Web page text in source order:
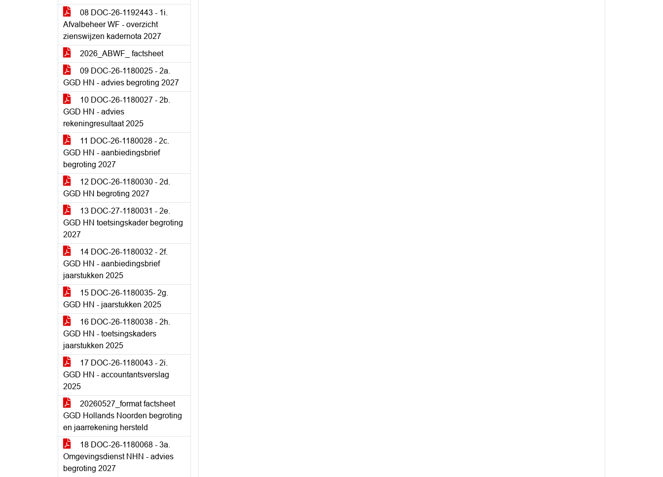
08 DOC-26-1192443 - 1i.
Afvalbeheer WF - overzicht
zienswijzen kadernota 2027
2026_ABWF_ factsheet
09 DOC-26-1180025 - 2a.
GGD HN - advies begroting 2027
10 DOC-26-1180027 - 2b.
GGD HN - advies
rekeningresultaat 2025
11 DOC-26-1180028 - 2c.
GGD HN - aanbiedingsbrief
begroting 2027
12 DOC-26-1180030 - 2d.
GGD HN begroting 2027
13 DOC-27-1180031 - 2e.
GGD HN toetsingskader begroting
2027
14 DOC-26-1180032 - 2f.
GGD HN - aanbiedingsbrief
jaarstukken 2025
15 DOC-26-1180035- 2g.
GGD HN - jaarstukken 2025
16 DOC-26-1180038 - 2h.
GGD HN - toetsingskaders
jaarstukken 2025
17 DOC-26-1180043 - 2i.
GGD HN - accountantsverslag
2025
20260527_format factsheet
GGD Hollands Noorden begroting
en jaarrekening hersteld
18 DOC-26-1180068 - 3a.
Omgevingsdienst NHN - advies
begroting 2027